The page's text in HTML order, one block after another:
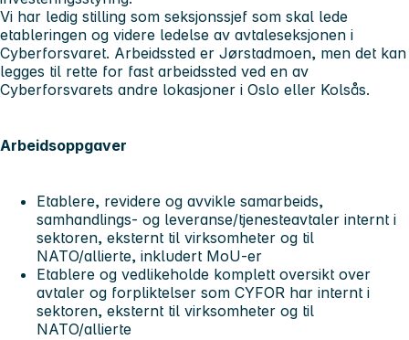
Vi har ledig stilling som seksjonssjef som skal lede
etableringen og videre ledelse av avtaleseksjonen i
Cyberforsvaret. Arbeidssted er Jørstadmoen, men det kan
legges til rette for fast arbeidssted ved en av
Cyberforsvarets andre lokasjoner i Oslo eller Kolsås.
Arbeidsoppgaver
Etablere, revidere og avvikle samarbeids,
samhandlings- og leveranse/tjenesteavtaler internt i
sektoren, eksternt til virksomheter og til
NATO/allierte, inkludert MoU-er
Etablere og vedlikeholde komplett oversikt over
avtaler og forpliktelser som CYFOR har internt i
sektoren, eksternt til virksomheter og til
NATO/allierte